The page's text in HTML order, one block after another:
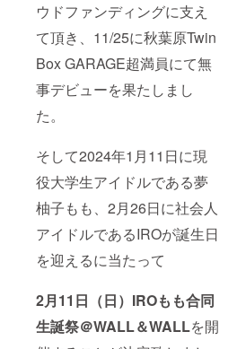
ウドファンディングに支え
て頂き、11/25に秋葉原Twin
Box GARAGE超満員にて無
事デビューを果たしまし
た。
そして2024年1月11日に現
役大学生アイドルである夢
柚子もも、2月26日に社会人
アイドルであるIROが誕生日
を迎えるに当たって
2月11日（日）IROもも合同
生誕祭＠WALL＆WALLを開